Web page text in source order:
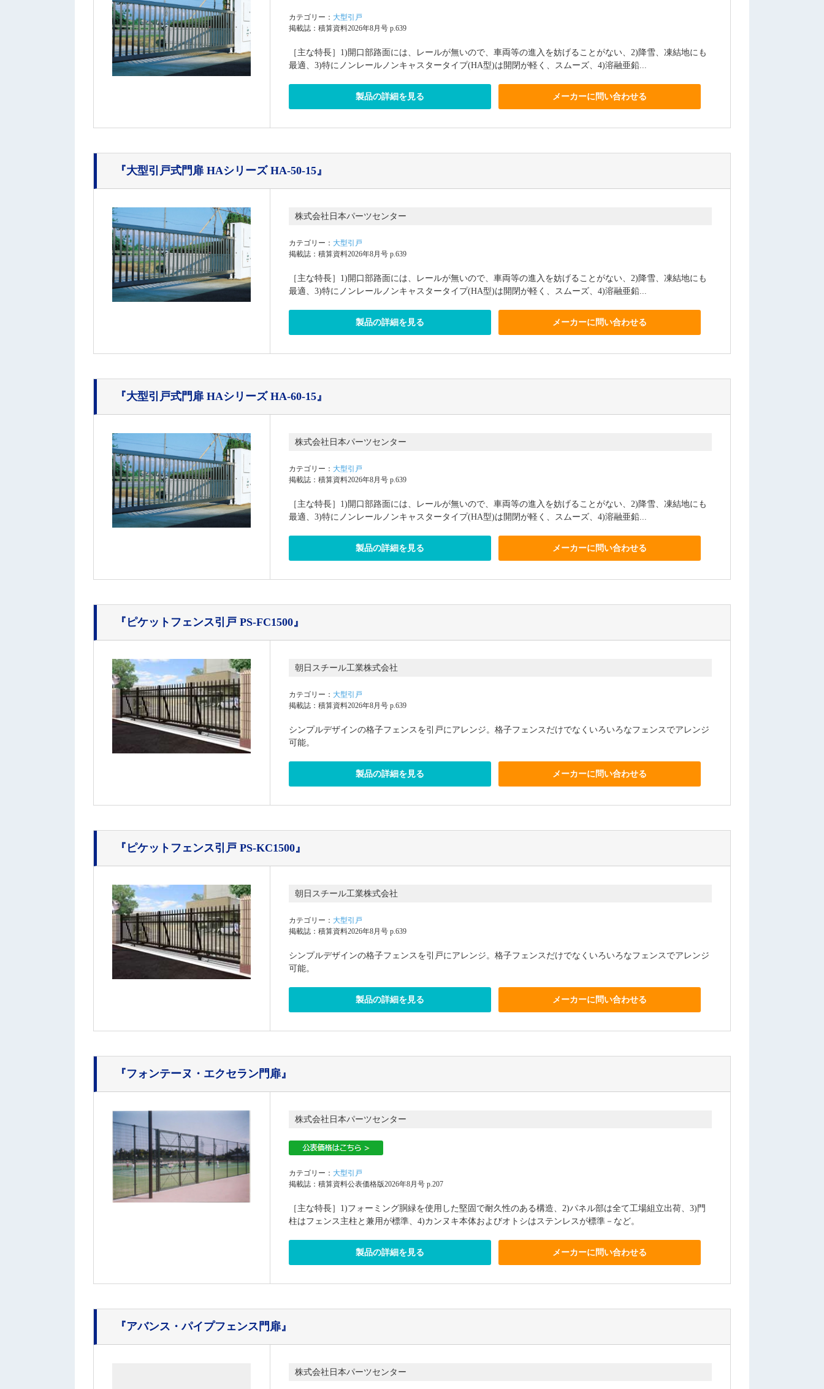
カテゴリー： 大型引戸
掲載誌：積算資料2026年8月号 p.639
［主な特長］1)開口部路面には、レールが無いので、車両等の進入を妨げることがない、2)降雪、凍結地にも
最適、3)特にノンレールノンキャスタータイプ(HA型)は開閉が軽く、スムーズ、4)溶融亜鉛...
製品の詳細を見る メーカーに問い合わせる
『大型引戸式門扉 HAシリーズ HA-50-15』
株式会社日本パーツセンター
カテゴリー： 大型引戸
掲載誌：積算資料2026年8月号 p.639
［主な特長］1)開口部路面には、レールが無いので、車両等の進入を妨げることがない、2)降雪、凍結地にも
最適、3)特にノンレールノンキャスタータイプ(HA型)は開閉が軽く、スムーズ、4)溶融亜鉛...
製品の詳細を見る メーカーに問い合わせる
『大型引戸式門扉 HAシリーズ HA-60-15』
株式会社日本パーツセンター
カテゴリー： 大型引戸
掲載誌：積算資料2026年8月号 p.639
［主な特長］1)開口部路面には、レールが無いので、車両等の進入を妨げることがない、2)降雪、凍結地にも
最適、3)特にノンレールノンキャスタータイプ(HA型)は開閉が軽く、スムーズ、4)溶融亜鉛...
製品の詳細を見る メーカーに問い合わせる
『ピケットフェンス引戸 PS-FC1500』
朝日スチール工業株式会社
カテゴリー： 大型引戸
掲載誌：積算資料2026年8月号 p.639
シンプルデザインの格子フェンスを引戸にアレンジ。格子フェンスだけでなくいろいろなフェンスでアレンジ
可能。
製品の詳細を見る メーカーに問い合わせる
『ピケットフェンス引戸 PS-KC1500』
朝日スチール工業株式会社
カテゴリー： 大型引戸
掲載誌：積算資料2026年8月号 p.639
シンプルデザインの格子フェンスを引戸にアレンジ。格子フェンスだけでなくいろいろなフェンスでアレンジ
可能。
製品の詳細を見る メーカーに問い合わせる
『フォンテーヌ・エクセラン門扉』
株式会社日本パーツセンター
カテゴリー： 大型引戸
掲載誌：積算資料公表価格版2026年8月号 p.207
［主な特長］1)フォーミング胴緑を使用した堅固で耐久性のある構造、2)パネル部は全て工場組立出荷、3)門
柱はフェンス主柱と兼用が標準、4)カンヌキ本体およびオトシはステンレスが標準－など。
製品の詳細を見る メーカーに問い合わせる
『アバンス・パイプフェンス門扉』
株式会社日本パーツセンター